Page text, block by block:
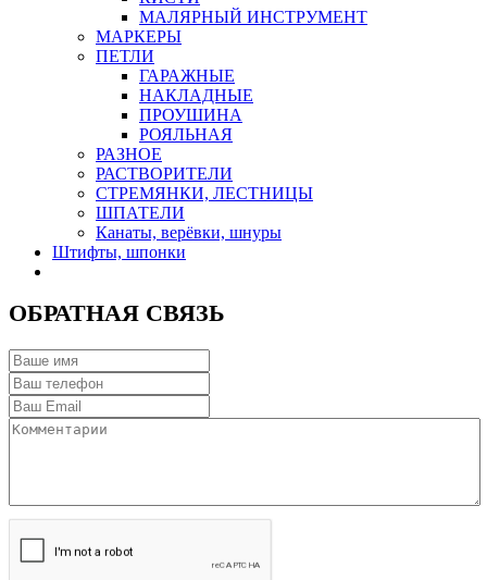
МАЛЯРНЫЙ ИНСТРУМЕНТ
МАРКЕРЫ
ПЕТЛИ
ГАРАЖНЫЕ
НАКЛАДНЫЕ
ПРОУШИНА
РОЯЛЬНАЯ
РАЗНОЕ
РАСТВОРИТЕЛИ
СТРЕМЯНКИ, ЛЕСТНИЦЫ
ШПАТЕЛИ
Канаты, верёвки, шнуры
Штифты, шпонки
ОБРАТНАЯ СВЯЗЬ